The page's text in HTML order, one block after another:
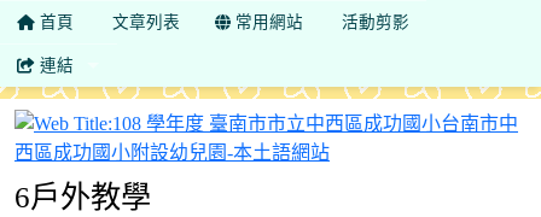
首頁 文章列表 常用網站 活動剪影
連結
6戶外教學